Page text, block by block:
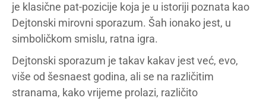
je klasične pat-pozicije koja je u istoriji poznata kao
Dejtonski mirovni sporazum. Šah ionako jest, u
simboličkom smislu, ratna igra.
Dejtonski sporazum je takav kakav jest već, evo,
više od šesnaest godina, ali se na različitim
stranama, kako vrijeme prolazi, različito